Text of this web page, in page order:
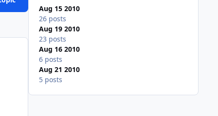
Aug 15 2010
26 posts
Aug 19 2010
23 posts
Aug 16 2010
6 posts
Aug 21 2010
5 posts